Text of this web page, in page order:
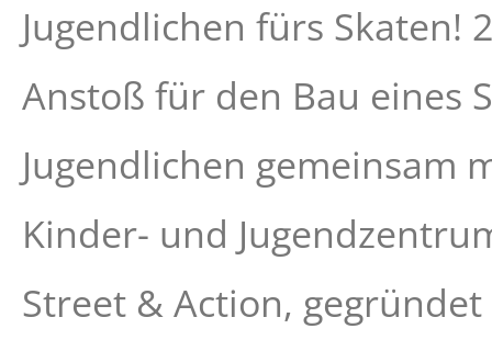
Jugendlichen fürs Skaten!
Anstoß für den Bau eines
Jugendlichen gemeinsam
Kinder- und
Street & Action,